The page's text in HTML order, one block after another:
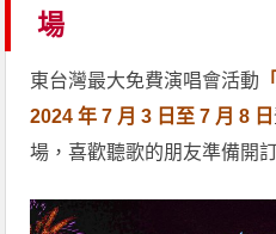
場
東台灣最大免費演唱會活動
2024 年 7 月 3 日至 7 月 8 日
場，喜歡聽歌的朋友準備開